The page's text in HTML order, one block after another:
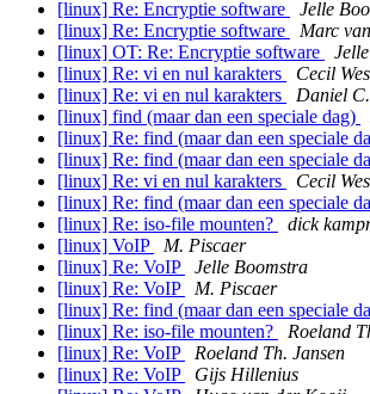
[linux] Re: Encryptie software
Jelle
[linux] Re: Encryptie software
Marc
[linux] OT: Re: Encryptie software
[linux] Re: vi en nul karakters
Cecil
[linux] Re: vi en nul karakters
Daniel
[linux] find (maar dan een speciale dag)
[linux] Re: find (maar dan een speciale
[linux] Re: find (maar dan een speciale
[linux] Re: vi en nul karakters
Cecil
[linux] Re: find (maar dan een speciale
[linux] Re: iso-file mounten?
dick
[linux] VoIP
M. Piscaer
[linux] Re: VoIP
Jelle Boomstra
[linux] Re: VoIP
M. Piscaer
[linux] Re: find (maar dan een speciale
[linux] Re: iso-file mounten?
Roeland
[linux] Re: VoIP
Roeland Th. Jansen
[linux] Re: VoIP
Gijs Hillenius